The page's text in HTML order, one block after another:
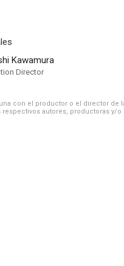
Kawamura
Director
con el productor o el director de
autores, productoras y/o